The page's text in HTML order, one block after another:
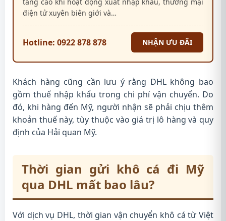
điện tử xuyên biên giới và…
Hotline: 0922 878 878 NHẬN ƯU ĐÃI
Khách hàng cũng cần lưu ý rằng DHL không bao
gồm thuế nhập khẩu trong chi phí vận chuyển. Do
đó, khi hàng đến Mỹ, người nhận sẽ phải chịu thêm
khoản thuế này, tùy thuộc vào giá trị lô hàng và quy
định của Hải quan Mỹ.
Thời gian gửi khô cá đi Mỹ
qua DHL mất bao lâu?
Với dịch vụ DHL, thời gian vận chuyển khô cá từ Việt